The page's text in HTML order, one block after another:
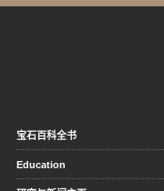
宝石百科全书
Education